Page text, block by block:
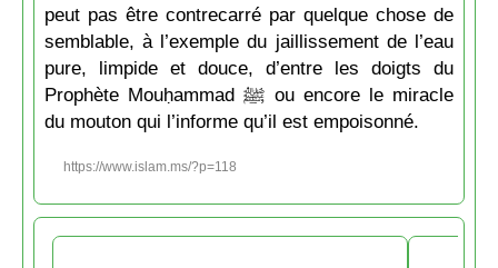
peut pas être contrecarré par quelque chose de
semblable, à l’exemple du jaillissement de l’eau
pure, limpide et douce, d’entre les doigts du
Prophète Mouḥammad ﷺ ou encore le miracle
du mouton qui l’informe qu’il est empoisonné.
https://www.islam.ms/?p=118